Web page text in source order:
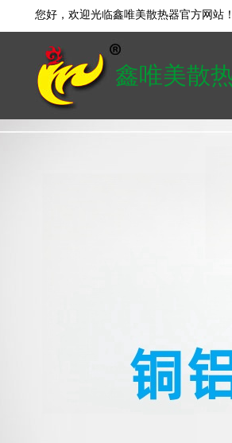
您好，欢迎光临鑫唯美散热器官方网站
鑫唯美散